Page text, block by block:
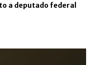
a deputado federal